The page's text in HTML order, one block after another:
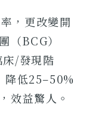
，更改變開
（BCG）
/發現階
降低25–50%
效益驚人。